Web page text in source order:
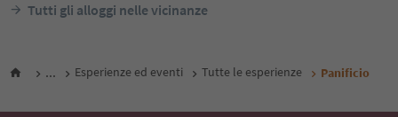
Tutti gli alloggi nelle vicinanze
... Esperienze ed eventi Tutte le esperienze Panificio